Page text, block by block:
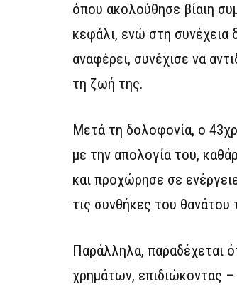
όπου ακολούθησε βίαιη
κεφάλι, ενώ στη συνέχεια
αναφέρει, συνέχισε να
τη ζωή της.
Μετά τη δολοφονία, ο
με την απολογία του,
και προχώρησε σε
τις συνθήκες του θανάτου
Παράλληλα, παραδέχεται
χρημάτων, επιδιώκοντας